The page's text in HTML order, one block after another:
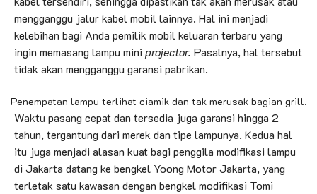
mengganggu jalur kabel mobil lainnya. Hal ini menjadi
kelebihan bagi Anda pemilik mobil keluaran terbaru yang
ingin memasang lampu mini projector. Pasalnya, hal tersebut
tidak akan mengganggu garansi pabrikan.
Penempatan lampu terlihat ciamik dan tak merusak bagian grill.
Waktu pasang cepat dan tersedia juga garansi hingga 2
tahun, tergantung dari merek dan tipe lampunya. Kedua hal
itu juga menjadi alasan kuat bagi penggila modifikasi lampu
di Jakarta datang ke bengkel Yoong Motor Jakarta, yang
terletak satu kawasan dengan bengkel modifikasi Tomi